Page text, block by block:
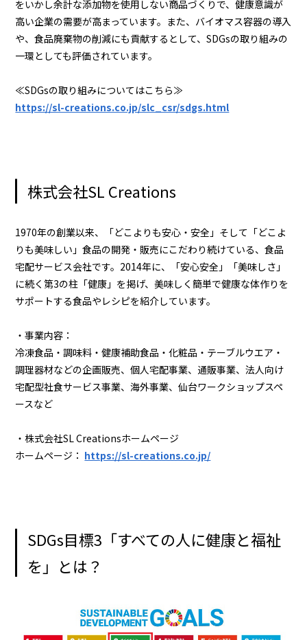
をいかし余計な添加物を使用しない商品づくりで、健康意識が
高い企業の需要が高まっています。また、バイオマス容器の導入
や、食品廃棄物の削減にも貢献するとして、SDGsの取り組みの
一環としても評価されています。
≪SDGsの取り組みについてはこちら≫
https://sl-creations.co.jp/slc_csr/sdgs.html
株式会社SL Creations
1970年の創業以来、「どこよりも安心・安全」そして「どこよ
りも美味しい」食品の開発・販売にこだわり続けている、食品
宅配サービス会社です。2014年に、「安心安全」「美味しさ」
に続く第3の柱「健康」を掲げ、美味しく簡単で健康な体作りを
サポートする食品やレシピを紹介しています。
・事業内容：
冷凍食品・調味料・健康補助食品・化粧品・テーブルウエア・
調理器材などの企画販売、個人宅配事業、通販事業、法人向け
宅配型社食サービス事業、海外事業、仙台ワークショップスペ
ースなど
・株式会社SL Creationsホームページ
ホームページ： https://sl-creations.co.jp/
SDGs目標3「すべての人に健康と福祉
を」とは？